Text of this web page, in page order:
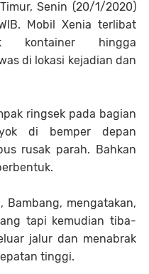
Senin (20/1/2020)
Mobil Xenia terlibat
kontainer hingga
di lokasi kejadian dan
ringsek pada bagian
di bemper depan
rusak parah. Bahkan
Bambang, mengatakan,
tapi kemudian tiba-
jalur dan menabrak
tinggi.